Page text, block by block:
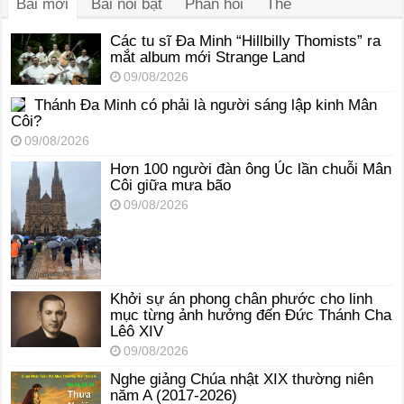
Bài mới Bài nổi bật Phản hồi Thẻ
Các tu sĩ Đa Minh “Hillbilly Thomists” ra
mắt album mới Strange Land
09/08/2026
Thánh Đa Minh có phải là người sáng lập kinh Mân
Côi?
09/08/2026
Hơn 100 người đàn ông Úc lần chuỗi Mân
Côi giữa mưa bão
09/08/2026
Khởi sự án phong chân phước cho linh
mục từng ảnh hưởng đến Đức Thánh Cha
Lêô XIV
09/08/2026
Nghe giảng Chúa nhật XIX thường niên
năm A (2017-2026)